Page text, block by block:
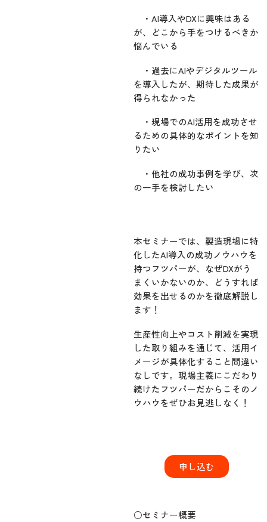
・AI導入やDXに興味はある
が、どこから手をつけるべきか
悩んでいる
・過去にAIやデジタルツール
を導入したが、期待した成果が
得られなかった
・現場でのAI活用を成功させ
るための具体的なポイントを知
りたい
・他社の成功事例を学び、次
の一手を検討したい
本セミナーでは、製造現場に特
化したAI導入の成功ノウハウを
持つフツパーが、なぜDXがう
まくいかないのか、どうすれば
効果を出せるのかを徹底解説し
ます！
生産性向上やコスト削減を実現
した取り組みを通じて、活用イ
メージが具体化すること間違い
なしです。現場主義にこだわり
続けたフツパーだからこそのノ
ウハウをぜひお見逃しなく！
申し込む
○セミナー概要